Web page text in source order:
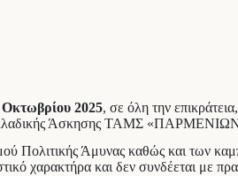
2025, σε όλη την
Άσκησης ΤΑΜΣ
Πολιτικής Άμυνας καθώς και των
χαρακτήρα και δεν συνδέεται με